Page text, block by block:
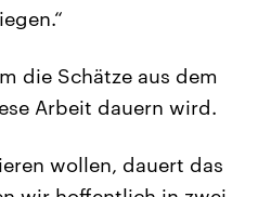
die Schätze aus dem
Arbeit dauern wird.
wollen, dauert das